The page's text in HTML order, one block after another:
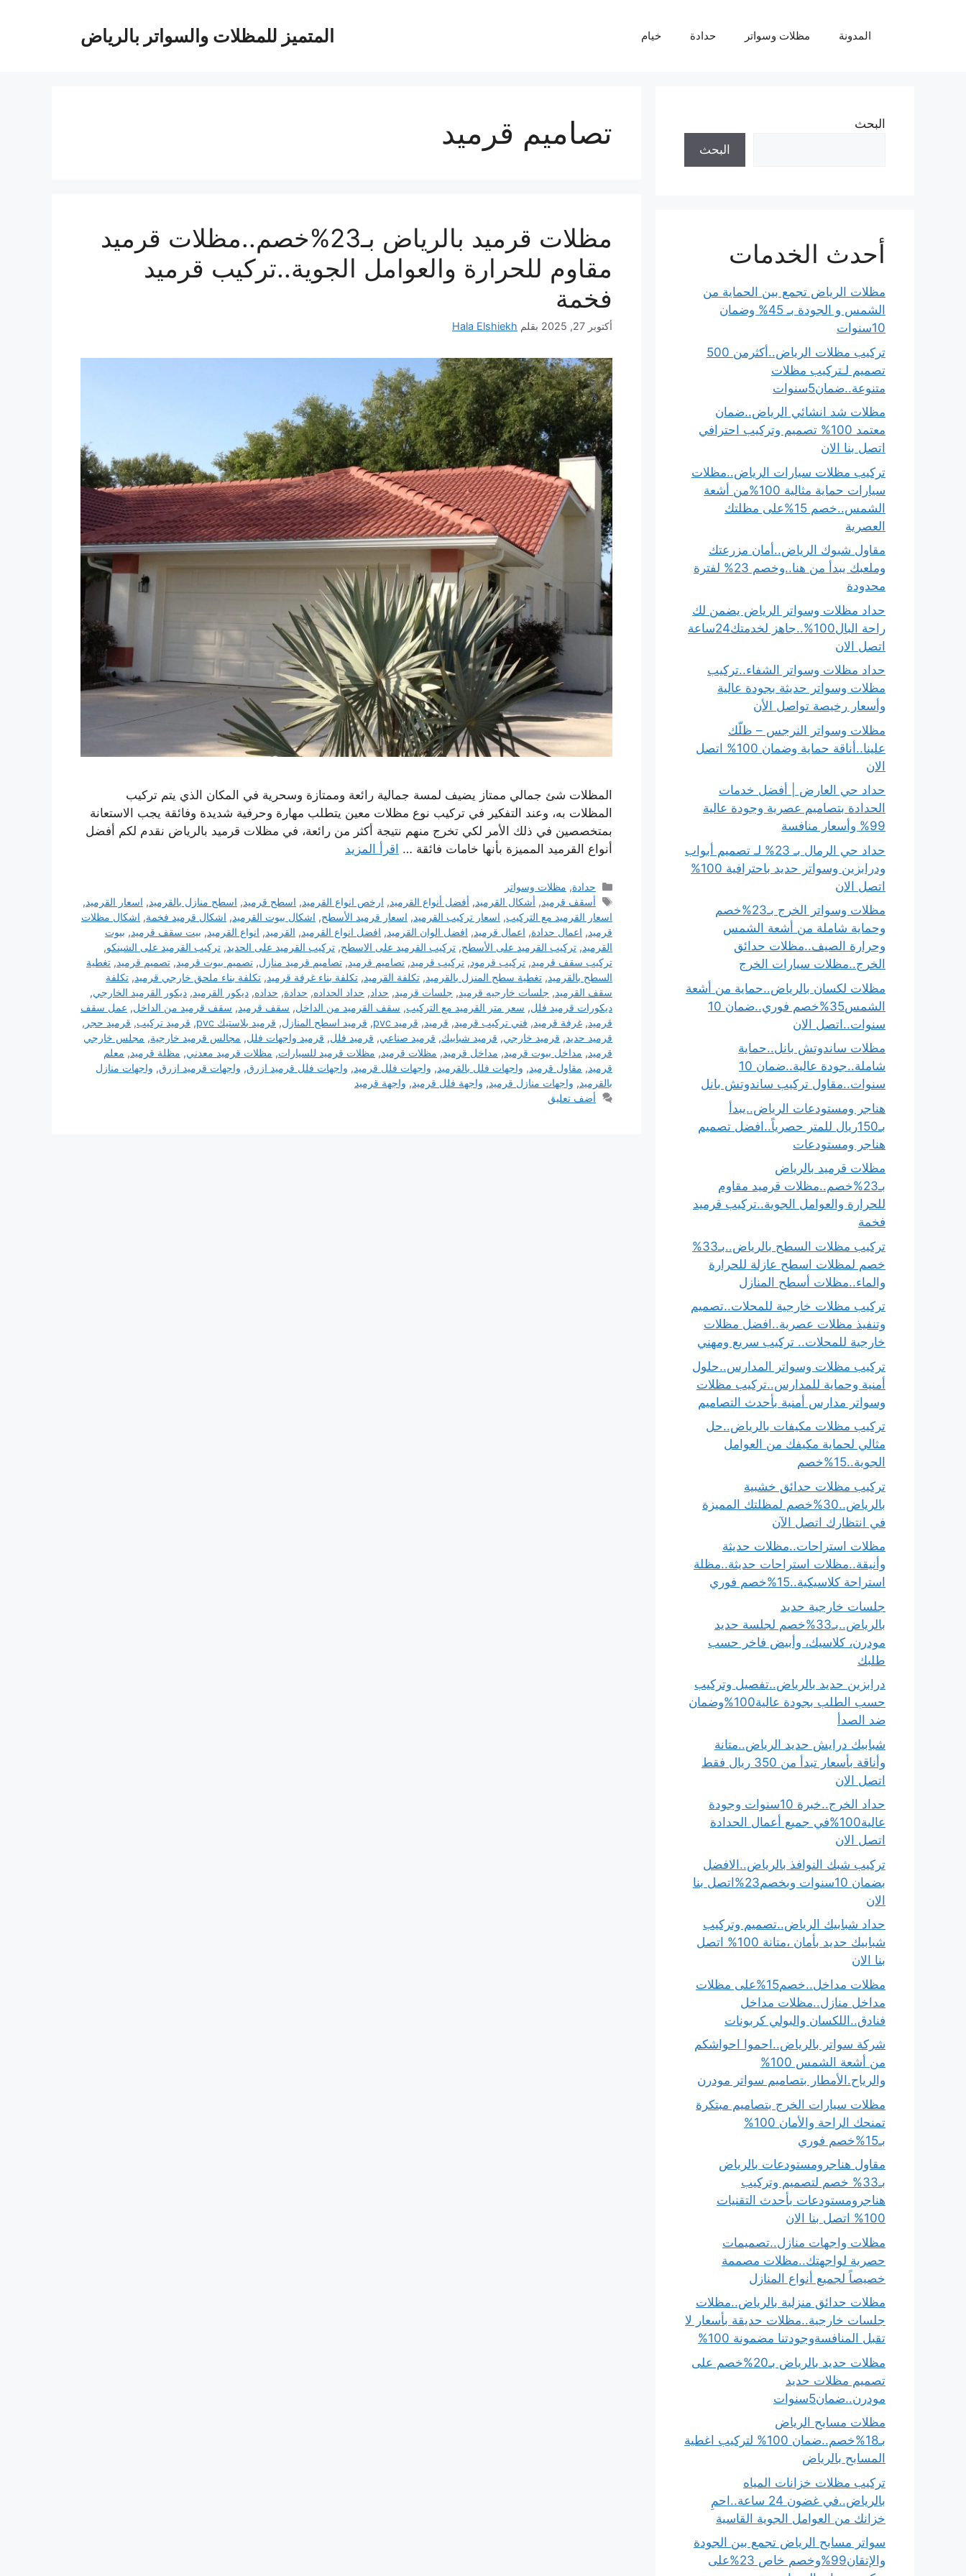
المتميز للمظلات والسواتر بالرياض المدونة مظلات وسواتر حدادة خيام
تصاميم قرميد
مظلات قرميد بالرياض بـ23%خصم..مظلات قرميد
مقاوم للحرارة والعوامل الجوية..تركيب قرميد
فخمة
أكتوبر 27, 2025 بقلم Hala Elshiekh
المظلات شئ جمالي ممتاز يضيف لمسة جمالية رائعة وممتازة وسحرية في المكان الذي يتم تركيب
المظلات به، وعند التفكير في تركيب نوع مظلات معين يتطلب مهارة وحرفية شديدة وفائقة يجب الاستعانة
بمتخصصين في ذلك الأمر لكي تخرج منهم نتيجة أكثر من رائعة، في مظلات قرميد بالرياض نقدم لكم أفضل
أنواع القرميد المميزة بأنها خامات فائقة … اقرأ المزيد
التصنيفات
حدادة, مظلات وسواتر
الوسوم
أسقف قرميد, أشكال القرميد, أفضل أنواع القرميد, ارخص انواع القرميد, اسطح قرميد, اسطح منازل بالقرميد, اسعار القرميد,
اسعار القرميد مع التركيب, اسعار تركيب القرميد, اسعار قرميد الأسطح, اشكال بيوت القرميد, اشكال قرميد فخمة, اشكال مظلات
قرميد, اعمال حدادة, اعمال قرميد, افضل الوان القرميد, افضل انواع القرميد, القرميد, انواع القرميد, بيت سقف قرميد, بيوت
القرميد, تركيب القرميد على الأسطح, تركيب القرميد على الاسطح, تركيب القرميد على الحديد, تركيب القرميد على الشينكو,
تركيب سقف قرميد, تركيب قرمود, تركيب قرميد, تصاميم قرميد, تصاميم قرميد منازل, تصميم بيوت قرميد, تصميم قرميد, تغطية
السطح بالقرميد, تغطية سطح المنزل بالقرميد, تكلفة القرميد, تكلفة بناء غرفة قرميد, تكلفة بناء ملحق خارجي قرميد, تكلفة
سقف القرميد, جلسات خارجيه قرميد, جلسات قرميد, حداد, حداد الحداده, حدادة, حداده, ديكور القرميد, ديكور القرميد الخارجي,
ديكورات قرميد فلل, سعر متر القرميد مع التركيب, سقف القرميد من الداخل, سقف قرميد, سقف قرميد من الداخل, عمل سقف
قرميد, غرفة قرميد, فني تركيب قرميد, قرميد, قرميد pvc , قرميد اسطح المنازل, قرميد بلاستيك pvc , قرميد تركيب, قرميد حجر ,
قرميد حديد, قرميد خارجي, قرميد شبابيك, قرميد صناعي, قرميد فلل, قرميد واجهات فلل, مجالس قرميد خارجية, مجلس خارجي
قرميد, مداخل بيوت قرميد, مداخل قرميد, مظلات قرميد, مظلات قرميد للسيارات, مظلات قرميد معدني, مظلة قرميد, معلم
قرميد, مقاول قرميد, واجهات فلل بالقرميد, واجهات فلل قرميد, واجهات فلل قرميد ازرق, واجهات قرميد ازرق, واجهات منازل
بالقرميد, واجهات منازل قرميد, واجهة فلل قرميد, واجهة قرميد
أضف تعليق
البحث
البحث
أحدث الخدمات
مظلات الرياض تجمع بين الحماية من
الشمس و الجودة بـ 45% وضمان
10سنوات
تركيب مظلات الرياض..أكثرمن 500
تصميم لـتركيب مظلات
متنوعة..ضمان5سنوات
مظلات شد انشائي الرياض..ضمان
معتمد 100% تصميم وتركيب احترافي
اتصل بنا الان
تركيب مظلات سيارات الرياض..مظلات
سيارات حماية مثالية 100%من أشعة
الشمس..خصم 15%على مظلتك
العصرية
مقاول شبوك الرياض..أمان مزرعتك
وملعبك يبدأ من هنا..وخصم 23% لفترة
محدودة
حداد مظلات وسواتر الرياض يضمن لك
راحة البال100%..جاهز لخدمتك24ساعة
اتصل الان
حداد مظلات وسواتر الشفاء..تركيب
مظلات وسواتر حديثة بجودة عالية
وأسعار رخيصة تواصل الأن
مظلات وسواتر النرجس – ظلّك
علينا..أناقة حماية وضمان 100% اتصل
الان
حداد حي العارض | أفضل خدمات
الحدادة بتصاميم عصرية وجودة عالية
99% وأسعار منافسة
حداد حي الرمال بـ 23% لـ تصميم أبواب
ودرابزين وسواتر حديد باحترافية 100%
اتصل الان
مظلات وسواتر الخرج بـ23%خصم
وحماية شاملة من أشعة الشمس
وحرارة الصيف..مظلات حدائق
الخرج..مظلات سيارات الخرج
مظلات لكسان بالرياض..حماية من أشعة
الشمس35%خصم فوري..ضمان 10
سنوات..اتصل الان
مظلات ساندوتش بانل..حماية
شاملة..جودة عالية..ضمان 10
سنوات..مقاول تركيب ساندوتش بانل
هناجر ومستودعات الرياض..يبدأ
بـ150ريال للمتر حصرياً..افضل تصميم
هناجر ومستودعات
مظلات قرميد بالرياض
بـ23%خصم..مظلات قرميد مقاوم
للحرارة والعوامل الجوية..تركيب قرميد
فخمة
تركيب مظلات السطح بالرياض..بـ33%
خصم لمظلات اسطح عازلة للحرارة
والماء..مظلات أسطح المنازل
تركيب مظلات خارجية للمحلات..تصميم
وتنفيذ مظلات عصرية..افضل مظلات
خارجية للمحلات.. تركيب سريع ومهني
تركيب مظلات وسواتر المدارس..حلول
أمنية وحماية للمدارس..تركيب مظلات
وسواتر مدارس أمنية بأحدث التصاميم
تركيب مظلات مكيفات بالرياض..حل
مثالي لحماية مكيفك من العوامل
الجوية..15%خصم
تركيب مظلات حدائق خشبية
بالرياض..30%خصم لمظلتك المميزة
في انتظارك اتصل الآن
مظلات استراحات..مظلات حديثة
وأنيقة..مظلات استراحات حديثة..مظلة
استراحة كلاسيكية..15%خصم فوري
جلسات خارجية حديد
بالرياض..بـ33%خصم لجلسة حديد
مودرن، كلاسيك، وأبيض فاخر حسب
طلبك
درابزين حديد بالرياض..تفصيل وتركيب
حسب الطلب بجودة عالية100%وضمان
ضد الصدأ
شبابيك درايش حديد الرياض..متانة
وأناقة بأسعار تبدأ من 350 ريال فقط
اتصل الان
حداد الخرج..خبرة 10سنوات وجودة
عالية100%في جميع أعمال الحدادة
اتصل الان
تركيب شبك النوافذ بالرياض..الافضل
بضمان 10سنوات وبخصم23%اتصل بنا
الان
حداد شبابيك الرياض..تصميم وتركيب
شبابيك حديد بأمان ،متانة 100% اتصل
بنا الان
مظلات مداخل..خصم15%على مظلات
مداخل منازل..مظلات مداخل
فنادق..اللكسان والبولي كربونات
شركة سواتر بالرياض..احموا احواشكم
من أشعة الشمس 100%
والرياح.الأمطار بتصاميم سواتر مودرن
مظلات سيارات الخرج بتصاميم مبتكرة
تمنحك الراحة والأمان 100%
بـ15%خصم فوري
مقاول هناجرومستودعات بالرياض
بـ33% خصم لتصميم وتركيب
هناجرومستودعات بأحدث التقنيات
100% اتصل بنا الان
مظلات واجهات منازل..تصميمات
حصرية لواجهتك..مظلات مصممة
خصيصاً لجميع أنواع المنازل
مظلات حدائق منزلية بالرياض..مظلات
جلسات خارجية..مظلات حديقة بأسعار لا
تقبل المنافسةوجودتنا مضمونة 100%
مظلات حديد بالرياض بـ20%خصم على
تصميم مظلات حديد
مودرن..ضمان5سنوات
مظلات مسابح الرياض
بـ18%خصم..ضمان 100% لتركيب اغطية
المسابح بالرياض
تركيب مظلات خزانات المياه
بالرياض..في غضون 24 ساعة..احمِ
خزانك من العوامل الجوية القاسية
سواتر مسابح الرياض تجمع بين الجودة
والإتقان99%وخصم خاص 23%على